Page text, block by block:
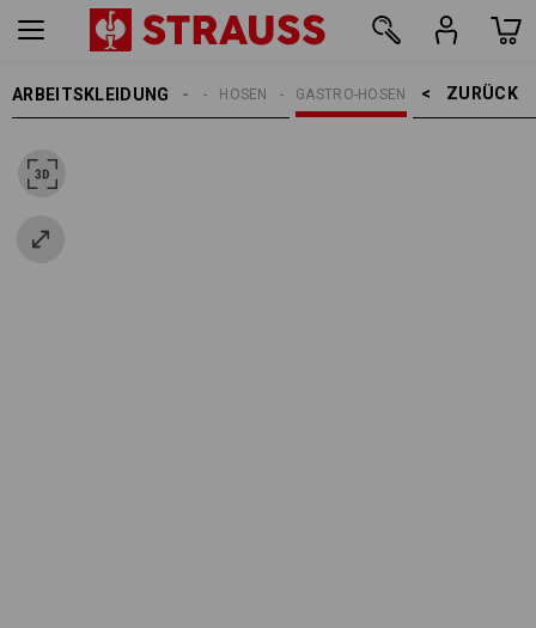
ARBEITSKLEIDUNG ZURÜCK    >
GASTRO-HOSEN
HOSEN
DAMEN